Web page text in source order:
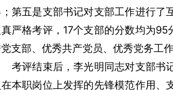
第五是支部书记对支部工作进行了
严格考评，17个支部的分数均为95
支部、优秀共产党员、优秀党务工
结束后，李光明同志对支部书记
本职岗位上发挥的先锋模范作用、